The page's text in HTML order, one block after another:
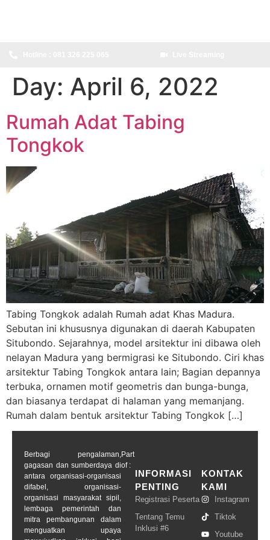
Day: April 6, 2022
Rumah Adat Tabing
Tongkok
Tabing Tongkok adalah Rumah adat Khas Madura.
Sebutan ini khususnya digunakan di daerah Kabupaten
Situbondo. Sejarahnya, model arsitektur ini dibawa oleh
nelayan Madura yang bermigrasi ke Situbondo. Ciri khas
arsitektur Tabing Tongkok antara lain; Bagian depannya
terbuka, ornamen motif geometris dan bunga-bunga,
dan biasanya terdapat di halaman yang memanjang.
Rumah dalam bentuk arsitektur Tabing Tongkok […]
Berbagi pengalaman,
gagasan dan sumberdaya di
antara organisasi-organisasi
difabel, organisasi-
organisasi masyarakat sipil,
lembaga pemerintah dan
mitra pembangunan dalam
menguatkan upaya
Part
of :
INFORMASI
PENTING
Registrasi Peserta
Tentang Temu
Inklusi #6
KONTAK
KAMI
Instagram
Tiktok
Youtube